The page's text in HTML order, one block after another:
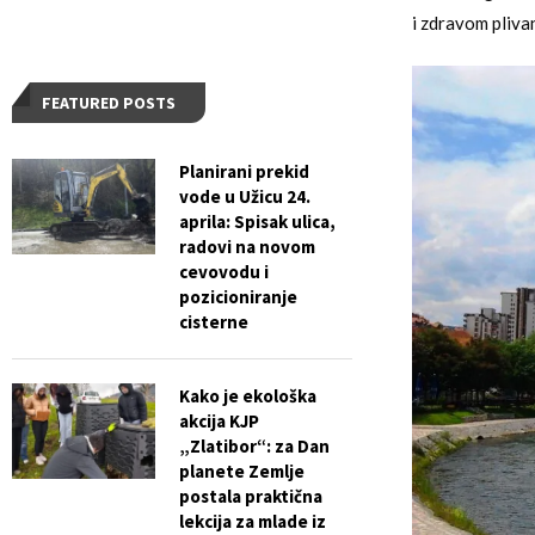
i zdravom
FEATURED POSTS
Planirani prekid
vode u Užicu 24.
aprila: Spisak ulica,
radovi na novom
cevovodu i
pozicioniranje
cisterne
Kako je ekološka
akcija KJP
„Zlatibor“: za Dan
planete Zemlje
postala praktična
lekcija za mlade iz